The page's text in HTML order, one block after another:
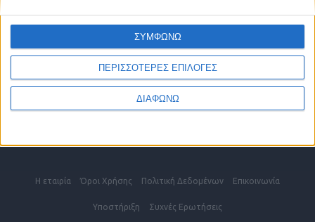
ΠΕΡΙΣΣΟΤΕΡΕΣ ΕΠΙΛΟΓΕΣ
ΔΙΑΦΩΝΩ
ΣΥΜΦΩΝΩ
info@kritikes-aggelies.gr
Η εταιρία Όροι Xρήσης Πολιτική Δεδομένων Επικοινωνία
Υποστήριξη Συχνές Eρωτήσεις